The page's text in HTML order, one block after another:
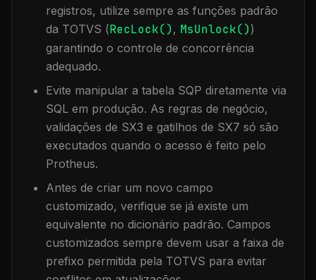
registros, utilize sempre as funções padrão
da TOTVS (RecLock(), MsUnlock())
garantindo o controle de concorrência
adequado.
Evite manipular a tabela SQP diretamente via
SQL em produção. As regras de negócio,
validações de SX3 e gatilhos de SX7 só são
executados quando o acesso é feito pelo
Protheus.
Antes de criar um novo campo
customizado, verifique se já existe um
equivalente no dicionário padrão. Campos
customizados sempre devem usar a faixa de
prefixo permitida pela TOTVS para evitar